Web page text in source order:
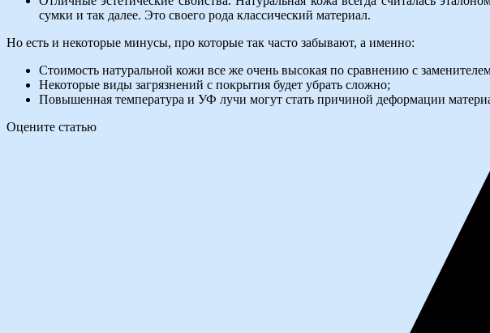
сумки и так далее. Это своего рода классический материал.
Но есть и некоторые минусы, про которые так часто забывают, а именно:
Стоимость натуральной кожи все же очень высокая по сравнению с
Некоторые виды загрязнений с покрытия будет убрать сложно;
Повышенная температура и УФ лучи могут стать причиной деформации
Оцените статью